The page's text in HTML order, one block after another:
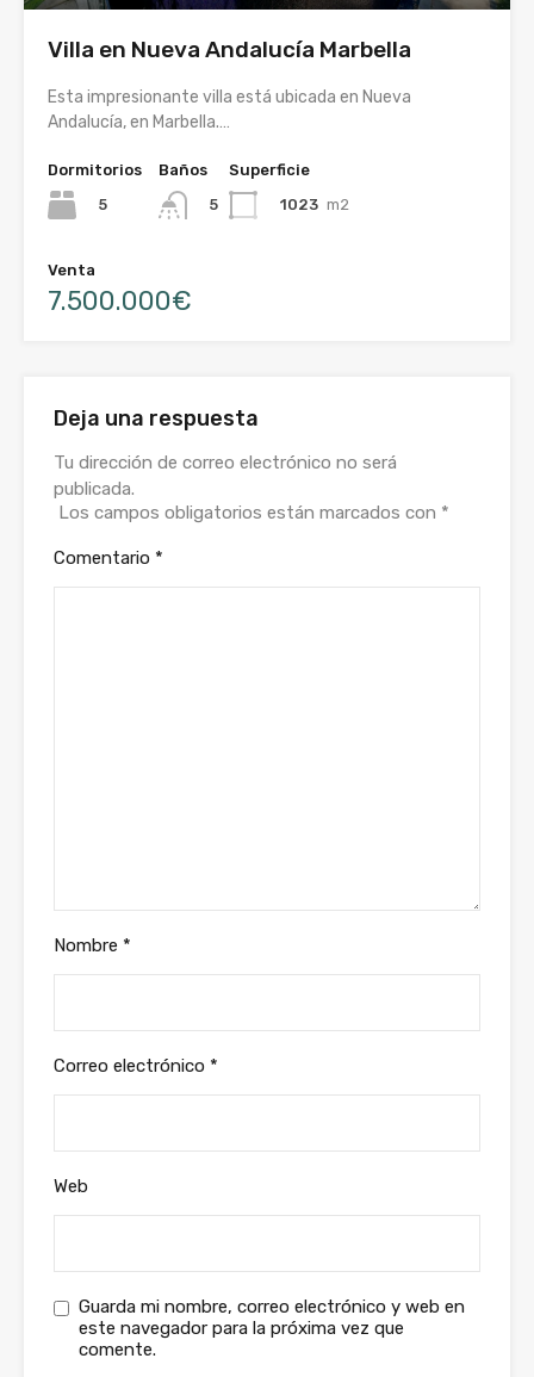
Villa en Nueva Andalucía Marbella
Esta impresionante villa está ubicada en Nueva
Andalucía, en Marbella.…
Dormitorios
5
Baños
5
Superficie
1023 m2
Venta
7.500.000€
Deja una respuesta
Tu dirección de correo electrónico no será
publicada.
Los campos obligatorios están marcados con *
Comentario *
Nombre *
Correo electrónico *
Web
Guarda mi nombre, correo electrónico y web en
este navegador para la próxima vez que
comente.